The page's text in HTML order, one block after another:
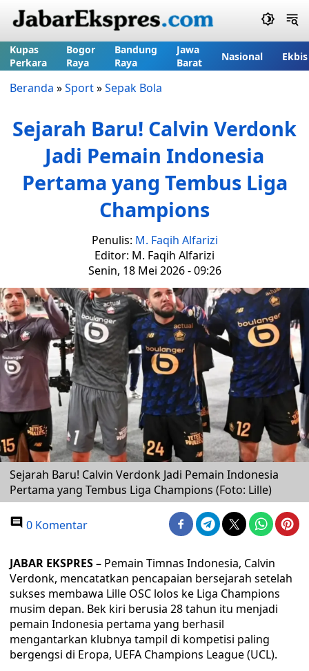
Kupas
Perkara
Bogor
Raya
Bandung
Raya
Jawa
Barat
Nasional Ekbis
Beranda »Sport»Sepak Bola
Sejarah Baru! Calvin Verdonk
Jadi Pemain Indonesia
Pertama yang Tembus Liga
Champions
Penulis: M. Faqih Alfarizi
Editor: M. Faqih Alfarizi
Senin, 18 Mei 2026 - 09:26
Sejarah Baru! Calvin Verdonk Jadi Pemain Indonesia
Pertama yang Tembus Liga Champions (Foto: Lille)
0 Komentar
JABAR EKSPRES – Pemain Timnas Indonesia, Calvin
Verdonk, mencatatkan pencapaian bersejarah setelah
sukses membawa Lille OSC lolos ke Liga Champions
musim depan. Bek kiri berusia 28 tahun itu menjadi
pemain Indonesia pertama yang berhasil
mengantarkan klubnya tampil di kompetisi paling
bergengsi di Eropa, UEFA Champions League (UCL).